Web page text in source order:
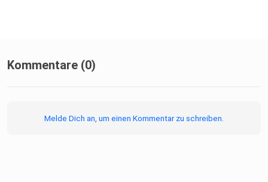
Kommentare (0)
Melde Dich an, um einen Kommentar zu schreiben.